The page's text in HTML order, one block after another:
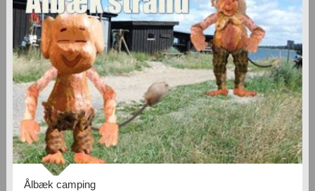
Ålbæk camping